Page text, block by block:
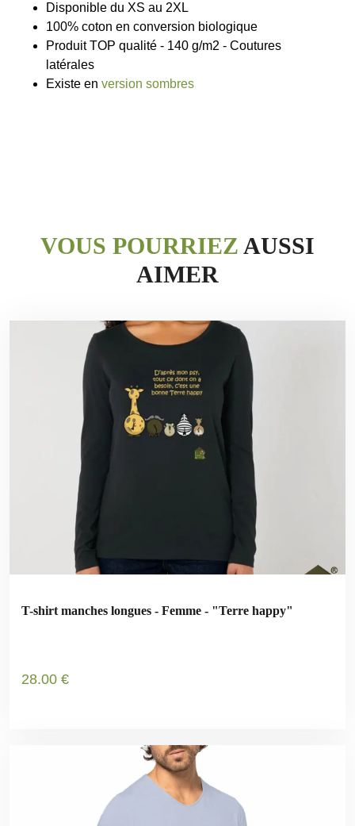
Disponible du XS au 2XL
100% coton en conversion biologique
Produit TOP qualité - 140 g/m2 - Coutures
latérales
Existe en version sombres
VOUS POURRIEZ AUSSI
AIMER
T-shirt manches longues - Femme - "Terre happy"
28.00 €